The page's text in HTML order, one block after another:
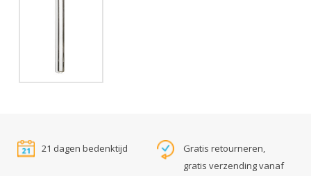
21 dagen bedenktijd
Gratis retourneren,
gratis verzending vanaf